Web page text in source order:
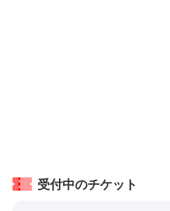
受付中のチケット